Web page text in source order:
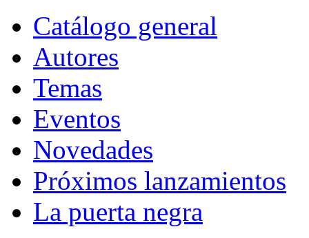
Catálogo general
Autores
Temas
Eventos
Novedades
Próximos lanzamientos
La puerta negra